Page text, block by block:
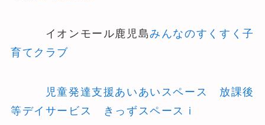
イオンモール鹿児島みんなのすくすく子
育てクラブ
児童発達支援あいあいスペース
放課後
等デイサービス きっずスペースｉ